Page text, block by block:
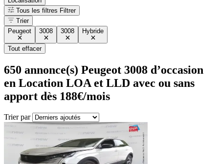
Tous les filtres Filtrer
Trier
Peugeot
3008 3008 Hybride
Tout effacer
650 annonce(s) Peugeot 3008 d’occasion
en Location LOA et LLD avec ou sans
apport dès 188€/mois
Trier par